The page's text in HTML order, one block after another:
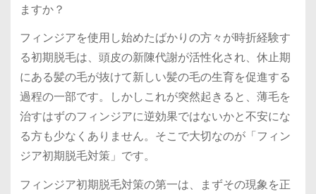
ますか？
フィンジアを使用し始めたばかりの方々が時折経験す
る初期脱毛は、頭皮の新陳代謝が活性化され、休止期
にある髪の毛が抜けて新しい髪の毛の生育を促進する
過程の一部です。しかしこれが突然起きると、薄毛を
治すはずのフィンジアに逆効果ではないかと不安にな
る方も少なくありません。そこで大切なのが「フィン
ジア初期脱毛対策」です。
フィンジア初期脱毛対策の第一は、まずその現象を正